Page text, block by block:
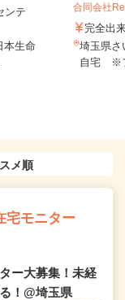
ンテ
生命
合同会社
完全出
埼玉県さ
自宅 ※
宅モニター
ー大募集！未経
！@埼玉県